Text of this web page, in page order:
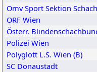
Omv Sport Sektion Schach
ORF Wien
Österr.
Polizei Wien
Polyglott L.S. Wien (B)
SC Donaustadt